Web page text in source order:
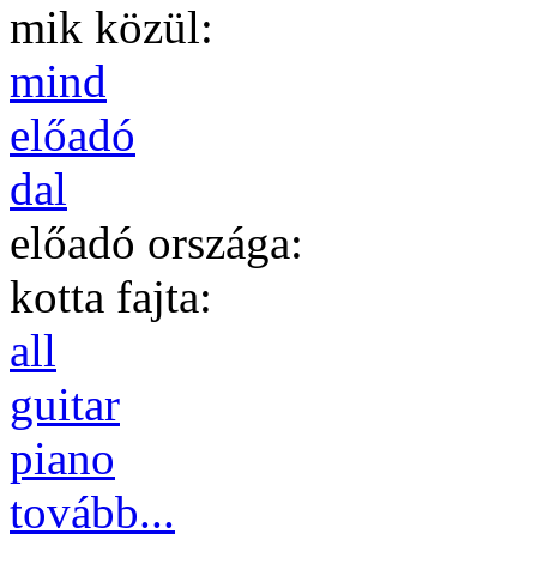
mik közül:
mind
előadó
dal
előadó országa:
kotta fajta:
all
guitar
piano
tovább...